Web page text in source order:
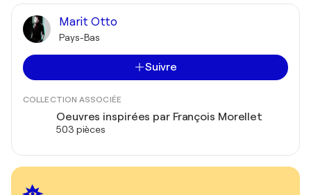
Marit Otto
Pays-Bas
Suivre
COLLECTION ASSOCIÉE
Oeuvres inspirées par François Morellet
503 pièces